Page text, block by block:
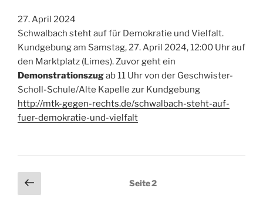
27. April 2024
Schwalbach steht auf für Demokratie und Vielfalt.
Kundgebung am Samstag, 27. April 2024, 12:00 Uhr auf
den Marktplatz (Limes). Zuvor geht ein
Demonstrationszugab 11 Uhr von der Geschwister-
Scholl-Schule/Alte Kapelle zur Kundgebung
http://mtk-gegen-rechts.de/schwalbach-steht-auf-
fuer-demokratie-und-vielfalt
Seitennummerierung
der
Vorherige
Seite
Seite2